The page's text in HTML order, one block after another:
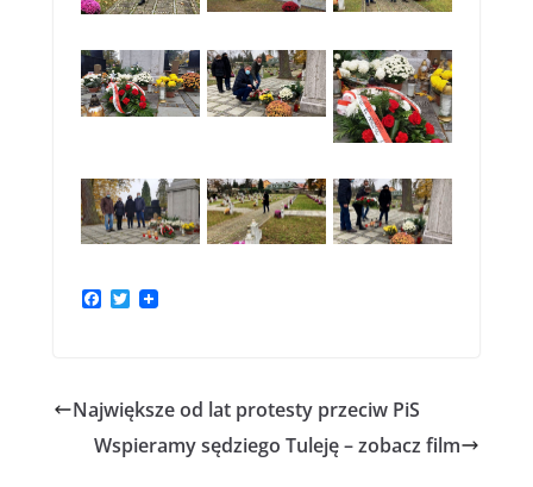
F
o
k
T
r
Największe od lat protesty przeciw PiS
Wspieramy sędziego Tuleję – zobacz film